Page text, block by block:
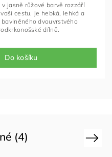
Do košíku
v jasně růžové barvě rozzáří
cestu. Je hebká, lehká a
dvouvrstvého
dílně.
(4) Next